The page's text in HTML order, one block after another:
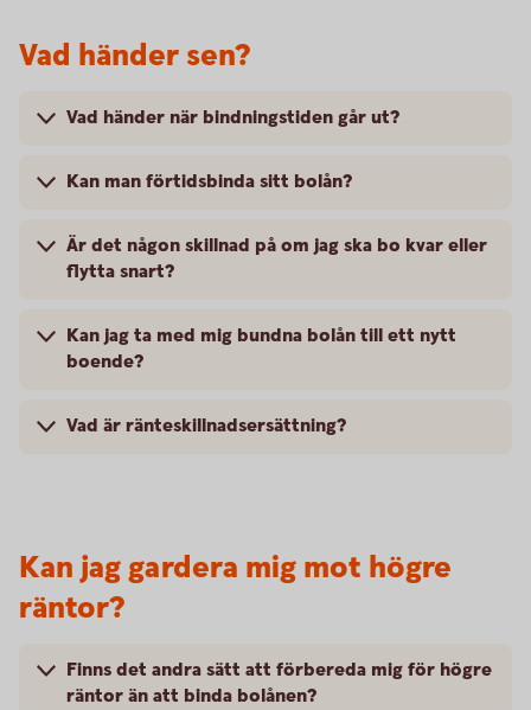
Vad händer sen?
Vad händer när bindningstiden går ut?
Kan man förtidsbinda sitt bolån?
Är det någon skillnad på om jag ska bo kvar eller
flytta snart?
Kan jag ta med mig bundna bolån till ett nytt
boende?
Vad är ränteskillnadsersättning?
Kan jag gardera mig mot högre
räntor?
Finns det andra sätt att förbereda mig för högre
räntor än att binda bolånen?